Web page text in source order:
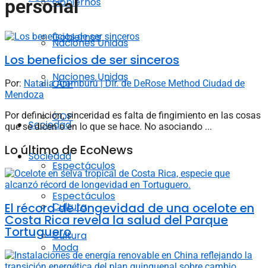
Naciones Unidas
COP
Sociedad
Espectáculos
Cultura
Moda
Gobiernos
Naciones Unidas
COP
Sociedad
Espectáculos
Cultura
personal
Los beneficios de ser sinceros
Por: Natalia Aramburú | Dir. de DeRose Method Ciudad de
Mendoza
Por definición, sinceridad es falta de fingimiento en las cosas
que se dicen o en lo que se hace. No asociando ...
Lo último de EcoNews
El récord de longevidad de una ocelote en
Costa Rica revela la salud del Parque
Tortuguero